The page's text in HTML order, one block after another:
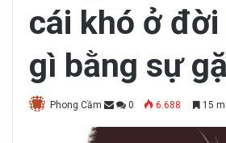
cái khó ở
gì bằng sự
Phong Cầm 0 6.688 15